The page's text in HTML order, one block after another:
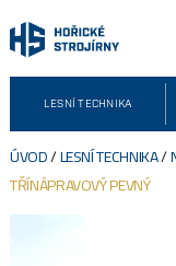
LESNÍ TECHNIKA
ÚVOD/LESNÍ TECHNIKA/
TŘÍNÁPRAVOVÝ PEVNÝ